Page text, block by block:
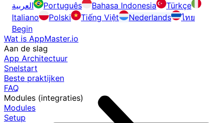
العربية
Português Bahasa Indonesia
Türkçe
Italiano
Polski Tiếng Việt Nederlands
ไทย
Begin
Wat is AppMaster.io
Aan de slag
App Architectuur
Snelstart
Beste praktijken
FAQ
Modules (integraties)
Modules
Setup